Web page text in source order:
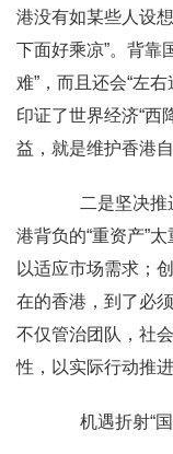
港没有如某些人设
下面好乘凉”。背靠
难”，而且还会“左右
印证了世界经济“西
益，就是维护香港自
二是坚决推进
港背负的“重资产”
以适应市场需求；
在的香港，到了必
不仅管治团队，社
性，以实际行动推
机遇折射“国